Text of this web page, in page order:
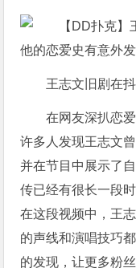
王志文旧剧在
在网友深扒恋
许多人发现王志文
并在节目中展示了
传已经有很长一段
在这段视频中，王
的声线和演唱技巧
的发现，让更多粉